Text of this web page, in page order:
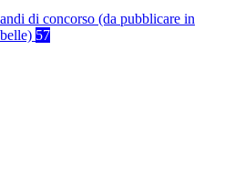
di concorso (da pubblicare in
57